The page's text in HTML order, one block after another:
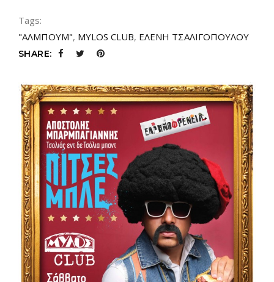
Tags:
"ΑΛΜΠΟΥΜ", MYLOS CLUB, ΕΛΕΝΗ ΤΣΑΛΙΓΟΠΟΥΛΟΥ
SHARE: